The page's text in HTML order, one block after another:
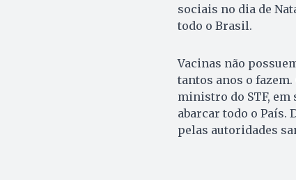
sociais no dia de
todo o Brasil.
Vacinas não
tantos anos o fazem.
ministro do STF, em
abarcar todo o
pelas autoridades